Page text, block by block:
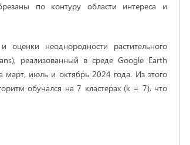
по контуру области интереса и
неоднородности растительного
реализованный в среде Google Earth
июль и октябрь 2024 года. Из этого
обучался на 7 кластерах (k = 7), что